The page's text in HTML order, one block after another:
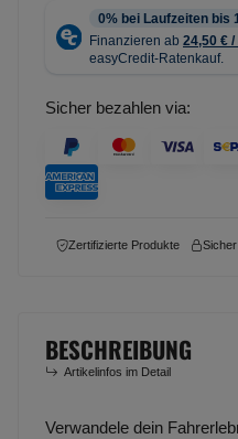
Sicher bezahlen via:
Zertifizierte Produkte
BESCHREIBUNG
Artikelinfos im Detail
Verwandele dein